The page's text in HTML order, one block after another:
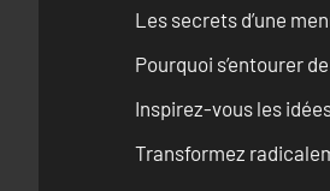
Les secrets d’une
Pourquoi s’entourer
Inspirez-vous les
Transformez